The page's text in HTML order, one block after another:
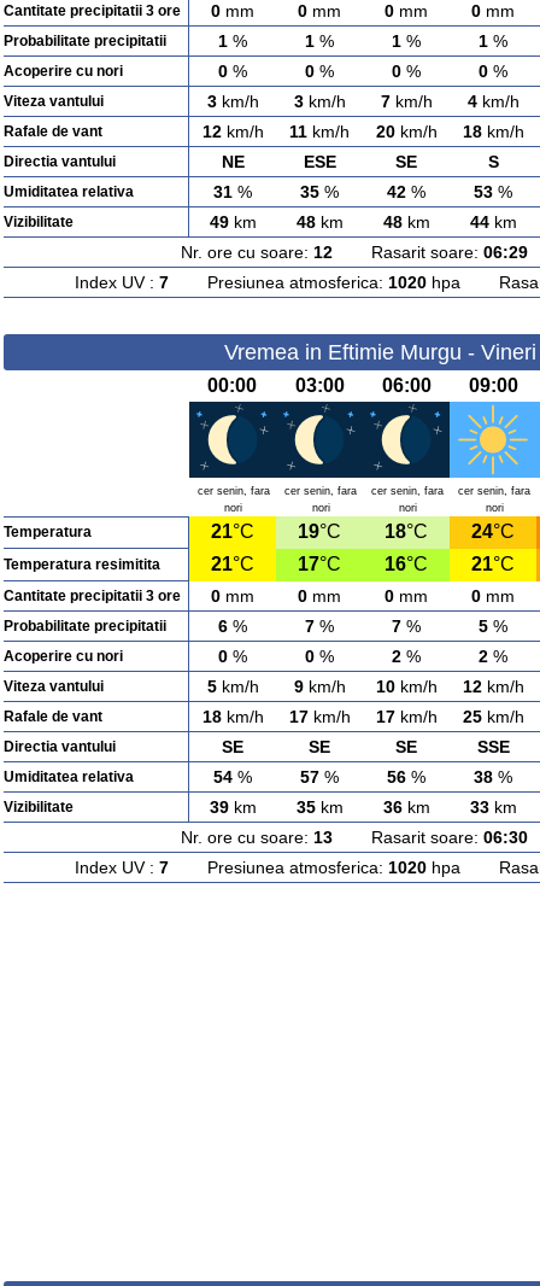
Cantitate precipitatii 3 ore 0 mm 0 mm 0 mm 0 mm
Probabilitate precipitatii 1 % 1 % 1 % 1 %
Acoperire cu nori 0 % 0 % 0 % 0 %
Viteza vantului 3km/h 3km/h 7km/h 4km/h
Rafale de vant 12km/h 11 km/h 20km/h 18km/h
Directia vantului NE ESE SE S
Umiditatea relativa 31 % 35 % 42 % 53 %
Vizibilitate 49km 48km 48km 44km
Nr. ore cu soare: 12Rasarit soare: 06:29
Index UV : 7Presiunea atmosferica: 1020hpa
Vremea in Eftimie Murgu -
00:00 03:00 06:00 09:00
cer senin, fara
nori
cer senin, fara
nori
cer senin, fara
nori
cer senin, fara
nori
Temperatura 21°C 19°C 18°C 24°C
Temperatura resimitita 21°C 17°C 16°C 21°C
Cantitate precipitatii 3 ore 0 mm 0 mm 0 mm 0 mm
Probabilitate precipitatii 6 % 7 % 7 % 5 %
Acoperire cu nori 0 % 0 % 2 % 2 %
Viteza vantului 5km/h 9km/h 10km/h 12km/h
Rafale de vant 18km/h 17km/h 17km/h 25km/h
Directia vantului SE SE SE SSE
Umiditatea relativa 54 % 57 % 56 % 38 %
Vizibilitate 39km 35km 36km 33km
Nr. ore cu soare: 13Rasarit soare: 06:30
Index UV : 7Presiunea atmosferica: 1020hpa